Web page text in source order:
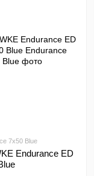
7x50 Blue
Endurance ED